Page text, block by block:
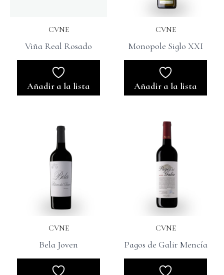
CVNE
Viña Real Rosado
Añadir a la lista
CVNE
Monopole Siglo XXI
Añadir a la lista
CVNE
Bela Joven
CVNE
Pagos de Galir Mencía